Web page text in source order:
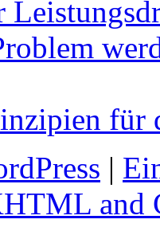
für
|
and